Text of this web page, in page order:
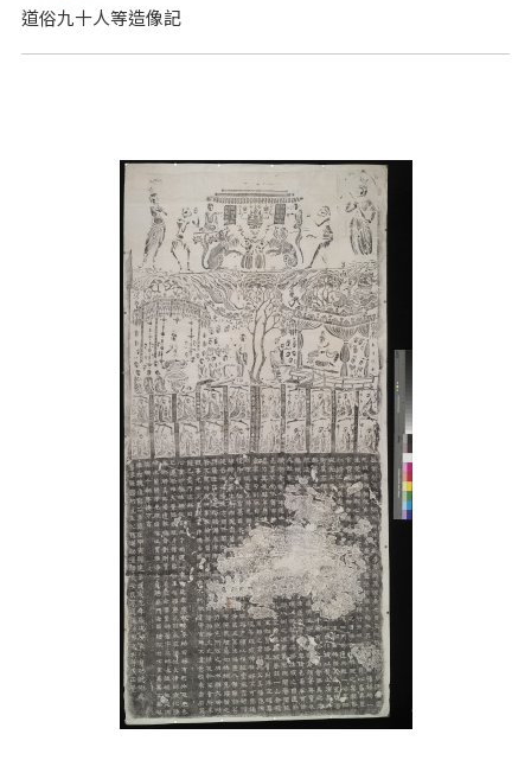
道俗九十人等造像記